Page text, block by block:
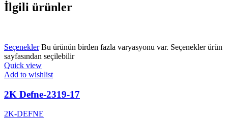
İlgili ürünler
Seçenekler Bu ürünün birden fazla varyasyonu var. Seçenekler ürün
sayfasından seçilebilir
Quick view
Add to wishlist
2K Defne-2319-17
2K-DEFNE